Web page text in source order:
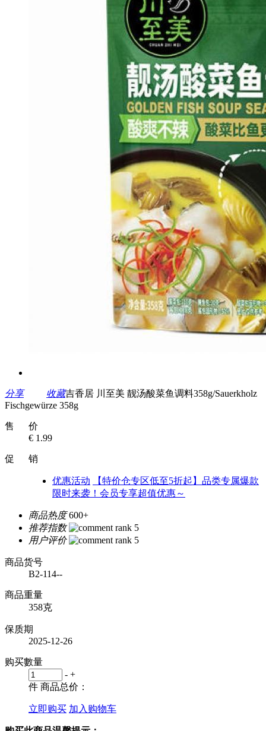
分享 收藏吉香居 川至美 靓汤酸菜鱼调料358g/Sauerkholz
Fischgewürze 358g
售 价
€ 1.99
促 销
优惠活动
【特价仓专区低至5折起】品类专属爆款
限时来袭！会员专享超值优惠～
商品热度 600+
推荐指数
用户评价
商品货号
B2-114--
商品重量
358克
保质期
2025-12-26
购买數量
- +
件 商品总价：
立即购买 加入购物车